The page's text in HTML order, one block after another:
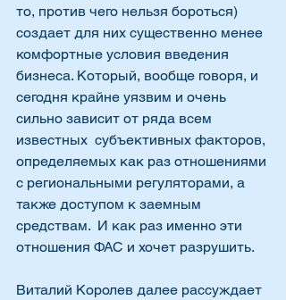
то, против чего нельзя бороться)
создает для них существенно менее
комфортные условия введения
бизнеса. Который, вообще говоря, и
сегодня крайне уязвим и очень
сильно зависит от ряда всем
известных  субъективных факторов,
определяемых как раз отношениями
с региональными регуляторами, а
также доступом к заемным
средствам.  И как раз именно эти
отношения ФАС и хочет разрушить.
Виталий Королев далее рассуждает